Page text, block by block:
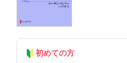
初めての方